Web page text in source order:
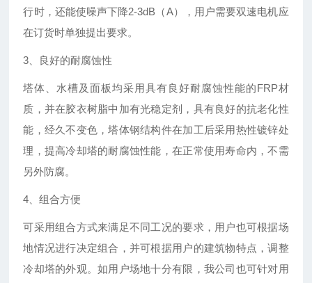
行时，还能使噪声下降2-3dB（A），用户需要双速电机应
在订货时单独提出要求。
3、良好的耐腐蚀性
塔体、水槽及面板均采用具有良好耐腐蚀性能的FRP材
质，并在胶衣树脂中加有光稳定剂，具有良好的抗老化性
能，经久不变色，塔体钢结构件在加工后采用热性镀锌处
理，提高冷却塔的耐腐蚀性能，在正常使用寿命内，不需
另外防腐。
4、组合方便
可采用组合方式来满足不同工况的要求，用户也可根据场
地情况进行决定组合，并可根据用户的建筑物特点，调整
冷却塔的外观。如用户场地十分有限，我公司也可针对用